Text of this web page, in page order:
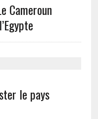
Cameroun
le pays